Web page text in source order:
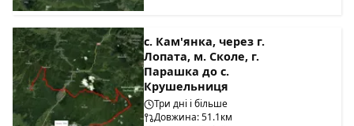
с. Кам'янка, через г.
Лопата, м. Сколе, г.
Парашка до с.
Крушельниця
Три дні і більше
Довжина: 51.1км